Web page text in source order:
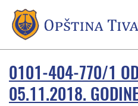
0101-404-770/1
05.11.2018.